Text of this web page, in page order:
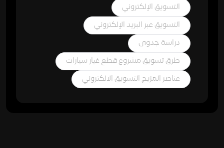
التسويق الإلكتروني
التسويق عبر البريد الإلكتروني
دراسة جدوى
طرق تسويق مشروع قطع غيار سيارات
عناصر المزيج التسويق الالكتروني